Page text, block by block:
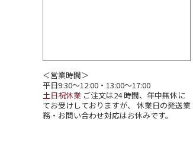
＜営業時間＞
平日9:30～12:00・13:00～17:00
土日祝休業 ご注文は24 時間、年中無休に
てお受けしておりますが、 休業日の発送業
務・お問い合わせ対応はお休みです。